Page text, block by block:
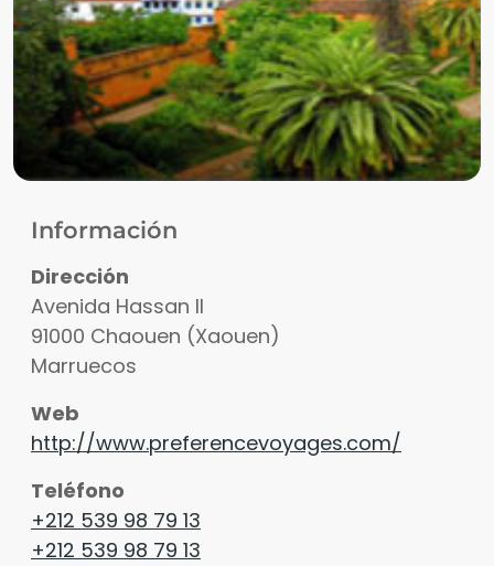
Información
Dirección
Avenida Hassan II
91000 Chaouen (Xaouen)
Marruecos
Web
http://www.preferencevoyages.com/
Teléfono
+212 539 98 79 13
+212 539 98 79 13